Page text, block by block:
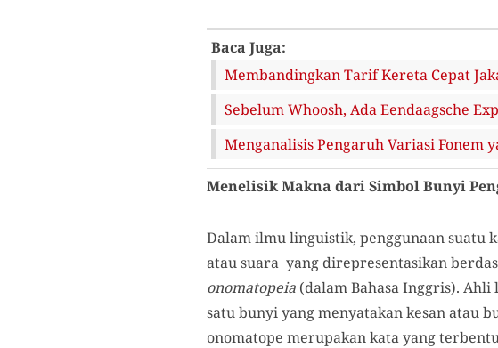
Baca Juga:
Membandingkan Tarif Kereta Cepat
Sebelum Whoosh, Ada Eendaagsche
Menganalisis Pengaruh Variasi Fonem
Menelisik Makna dari Simbol Bunyi
Dalam ilmu linguistik, penggunaan suatu
atau suara yang direpresentasikan
onomatopeia (dalam Bahasa Inggris).
satu bunyi yang menyatakan kesan atau
onomatope merupakan kata yang